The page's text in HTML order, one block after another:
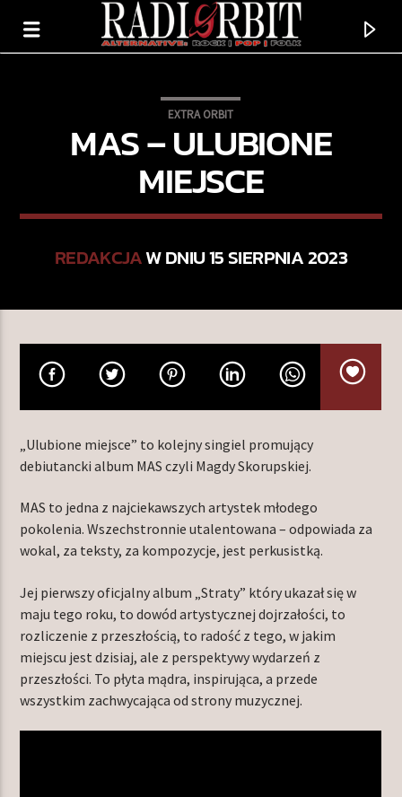
I FEEL HOPE COMING
ALABAMA SHAKES
TERAZ W RAMÓWCE
LIGHT ORBIT
06:00 12:00
EXTRA ORBIT
12:00 14:00
Radio Orbit
EXTRA ORBIT
MAS – ULUBIONE
MIEJSCE
REDAKCJAW DNIU 15 SIERPNIA 2023
„Ulubione miejsce” to kolejny singiel promujący
debiutancki album MAS czyli Magdy Skorupskiej.
MAS to jedna z najciekawszych artystek młodego
pokolenia. Wszechstronnie utalentowana – odpowiada za
wokal, za teksty, za kompozycje, jest perkusistką.
Jej pierwszy oficjalny album „Straty” który ukazał się w
maju tego roku, to dowód artystycznej dojrzałości, to
rozliczenie z przeszłością, to radość z tego, w jakim
miejscu jest dzisiaj, ale z perspektywy wydarzeń z
przeszłości. To płyta mądra, inspirująca, a przede
wszystkim zachwycająca od strony muzycznej.